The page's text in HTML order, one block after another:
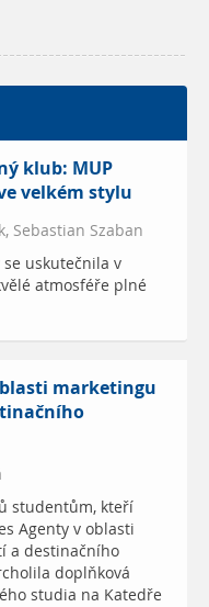
klub: MUP
velkém stylu
Sebastian Szaban
uskutečnila v
atmosféře plné
marketingu
studentům, kteří
Agenty v oblasti
a destinačního
doplňková
studia na Katedře